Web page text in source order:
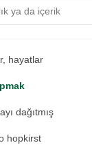
tuz ruhu
hayatlar
dağıtmış
hopkirst